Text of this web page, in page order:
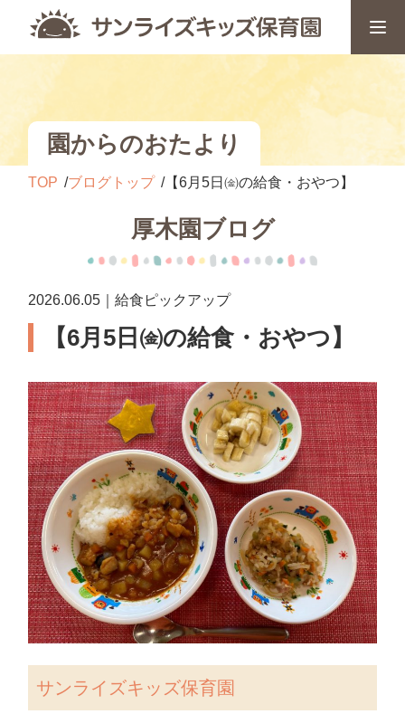
園からのおたより
TOP ブログトップ 【6月5日㈮の給食・おやつ】
厚木園ブログ
2026.06.05｜給食ピックアップ
【6月5日㈮の給食・おやつ】
サンライズキッズ保育園